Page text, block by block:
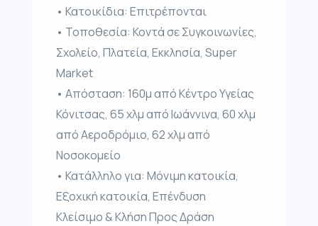
• Κατοικίδια: Επιτρέπονται
• Τοποθεσία: Κοντά σε Συγκοινωνίες,
Σχολείο, Πλατεία, Εκκλησία, Super
Market
• Απόσταση: 160μ από Κέντρο Υγείας
Κόνιτσας, 65 χλμ από Ιωάννινα, 60 χλμ
από Αεροδρόμιο, 62 χλμ από
Νοσοκομείο
• Κατάλληλο για: Μόνιμη κατοικία,
Εξοχική κατοικία, Επένδυση
Κλείσιμο & Κλήση Προς Δράση